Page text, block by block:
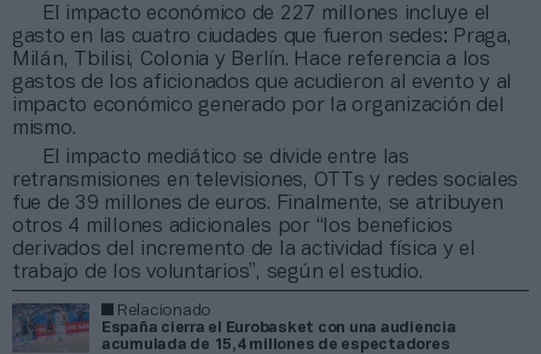
El impacto económico de 227 millones incluye el
gasto en las cuatro ciudades que fueron sedes: Praga,
Milán, Tbilisi, Colonia y Berlín. Hace referencia a los
gastos de los aficionados que acudieron al evento y al
impacto económico generado por la organización del
mismo.
El impacto mediático se divide entre las
retransmisiones en televisiones, OTTs y redes sociales
fue de 39 millones de euros. Finalmente, se atribuyen
otros 4 millones adicionales por “los beneficios
derivados del incremento de la actividad física y el
trabajo de los voluntarios”, según el estudio.
Relacionado
España cierra el Eurobasket con una audiencia
acumulada de 15,4 millones de espectadores